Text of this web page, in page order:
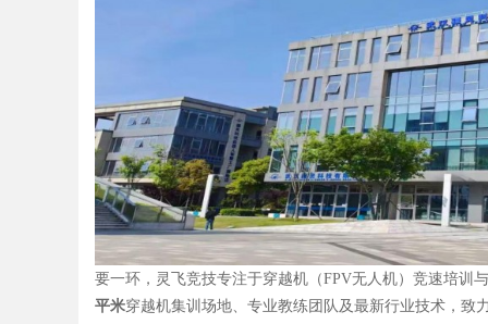
!
要一环，灵飞竞技专注于穿越机（FPV无人机）竞速培训
平米穿越机集训场地、专业教练团队及最新行业技术，致